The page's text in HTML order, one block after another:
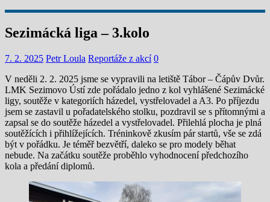
Sezimácká liga – 3.kolo
7. 2. 2025 Petr Loula Reportáže z akcí 0
V neděli 2. 2. 2025 jsme se vypravili na letiště Tábor – Čápův Dvůr.
LMK Sezimovo Ústí zde pořádalo jedno z kol vyhlášené Sezimácké
ligy, soutěže v kategoriích házedel, vystřelovadel a A3. Po příjezdu
jsem se zastavil u pořadatelského stolku, pozdravil se s přítomnými a
zapsal se do soutěže házedel a vystřelovadel. Přilehlá plocha je plná
soutěžících i přihlížejících. Tréninkově zkusím pár startů, vše se zdá
být v pořádku. Je téměř bezvětří, daleko se pro modely běhat
nebude. Na začátku soutěže proběhlo vyhodnocení předchozího
kola a předání diplomů.